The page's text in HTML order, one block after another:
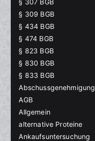
§ 307 BGB
§ 309 BGB
§ 434 BGB
§ 474 BGB
§ 823 BGB
§ 830 BGB
§ 833 BGB
Abschussgenehmigung
AGB
Allgemein
alternative Proteine
Ankaufsuntersuchung